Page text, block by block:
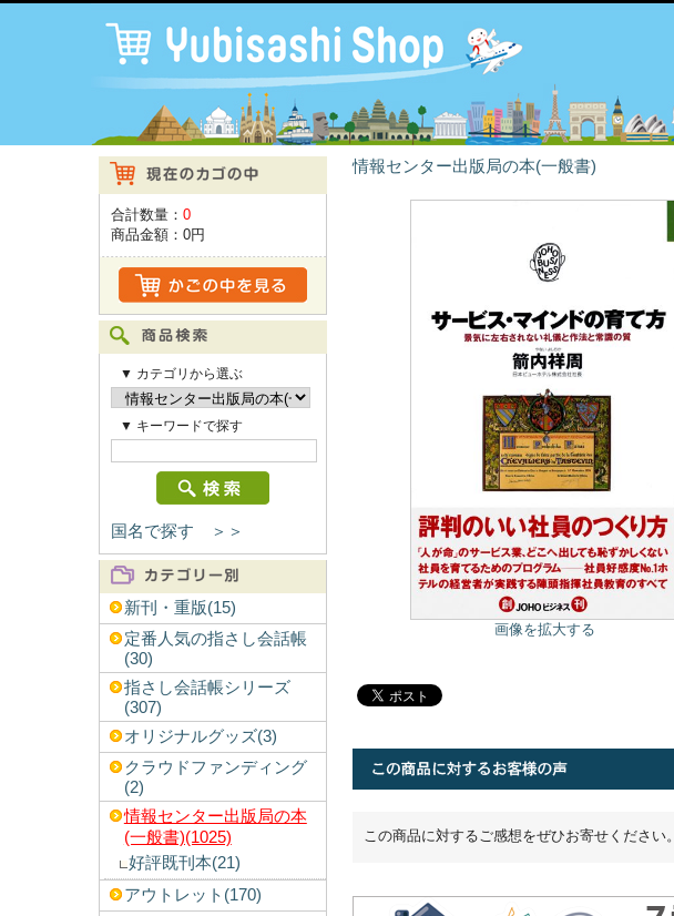
合計数量： 0
商品金額： 0円
▼ カテゴリから選ぶ
▼ キーワードで探す
国名で探す ＞＞
新刊・重版(15)
定番人気の指さし会話帳
(30)
指さし会話帳シリーズ
(307)
オリジナルグッズ(3)
クラウドファンディング
(2)
情報センター出版局の本
(一般書)(1025)
好評既刊本(21)
アウトレット(170)
情報センター出版局の本(一般書)
画像を拡大する
この商品に対するご感想をぜひお寄せください。